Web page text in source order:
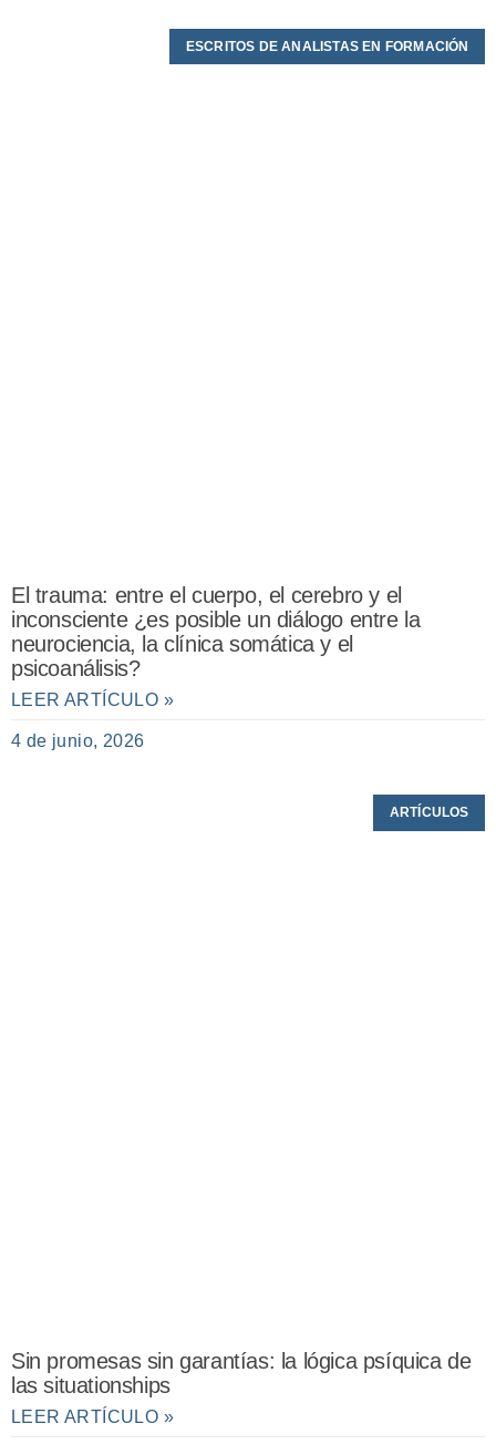
ESCRITOS DE ANALISTAS EN FORMACIÓN
El trauma: entre el cuerpo, el cerebro y el
inconsciente ¿es posible un diálogo entre la
neurociencia, la clínica somática y el
psicoanálisis?
LEER ARTÍCULO »
4 de junio, 2026
ARTÍCULOS
Sin promesas sin garantías: la lógica psíquica de
las situationships
LEER ARTÍCULO »